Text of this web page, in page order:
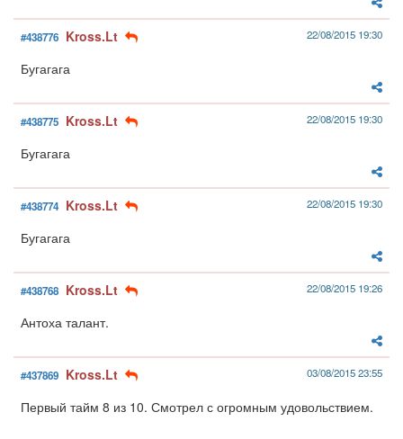
#438776 Kross.Lt 22/08/2015 19:30
Бугагага
#438775 Kross.Lt 22/08/2015 19:30
Бугагага
#438774 Kross.Lt 22/08/2015 19:30
Бугагага
#438768 Kross.Lt 22/08/2015 19:26
Антоха талант.
#437869 Kross.Lt 03/08/2015 23:55
Первый тайм 8 из 10. Смотрел с огромным удовольствием.